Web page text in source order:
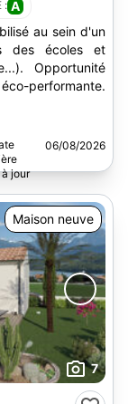
: A
au sein d'un
des écoles et
Opportunité
performante.
06/08/2026
Maison neuve
7